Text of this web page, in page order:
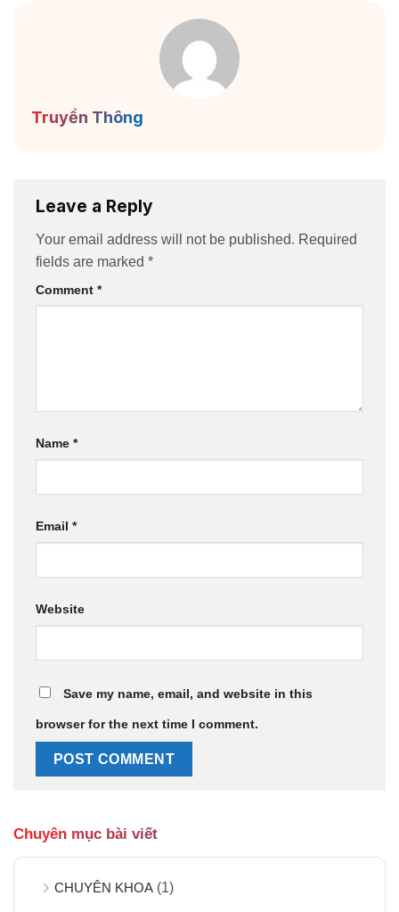
Truyền Thông
Leave a Reply
Your email address will not be published. Required
fields are marked *
Comment *
Name *
Email *
Website
Save my name, email, and website in this
browser for the next time I comment.
Chuyên mục bài viết
CHUYÊN KHOA (1)